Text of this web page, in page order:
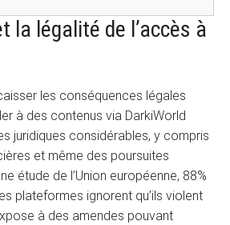
la légalité de l’accès à
les conséquences légales
à des contenus via DarkiWorld
juridiques considérables, y compris
et même des poursuites
étude de l’Union européenne, 88%
plateformes ignorent qu’ils violent
à des amendes pouvant